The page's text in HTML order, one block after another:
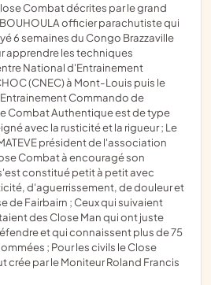
Combat décrites par le grand
officier parachutiste qui
6 semaines du Congo Brazzaville
apprendre les techniques
National d'Entrainement
(CNEC) à Mont-Louis puis le
Commando de
Combat Authentique est de type
avec la rusticité et la rigueur ; Le
président de l'association
Combat à encouragé son
constitué petit à petit avec
d'aguerrissement, de douleur et
de Fairbairn ; Ceux qui suivaient
des Close Man qui ont juste
et qui connaissent plus de 75
; Pour les civils le Close
crée par le Moniteur Roland Francis